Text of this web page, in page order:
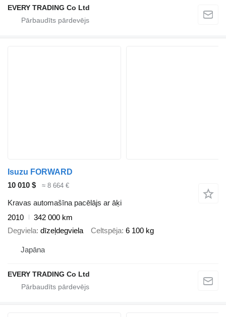
EVERY TRADING Co Ltd
Isuzu FORWARD
10 010 $
≈ 8 664 €
Kravas automašīna pacēlājs ar āķi
2010
342 000 km
Degviela dīzeļdegviela Celtspēja 6 100 kg
Japāna
EVERY TRADING Co Ltd